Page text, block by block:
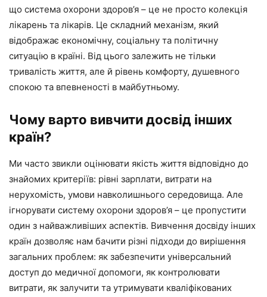
що система охорони здоров’я – це не просто колекція
лікарень та лікарів. Це складний механізм, який
відображає економічну, соціальну та політичну
ситуацію в країні. Від цього залежить не тільки
тривалість життя, але й рівень комфорту, душевного
спокою та впевненості в майбутньому.
Чому варто вивчити досвід інших
країн?
Ми часто звикли оцінювати якість життя відповідно до
знайомих критеріїв: рівні зарплати, витрати на
нерухомість, умови навколишнього середовища. Але
ігнорувати систему охорони здоров’я – це пропустити
один з найважливіших аспектів. Вивчення досвіду інших
країн дозволяє нам бачити різні підходи до вирішення
загальних проблем: як забезпечити універсальний
доступ до медичної допомоги, як контролювати
витрати, як залучити та утримувати кваліфікованих